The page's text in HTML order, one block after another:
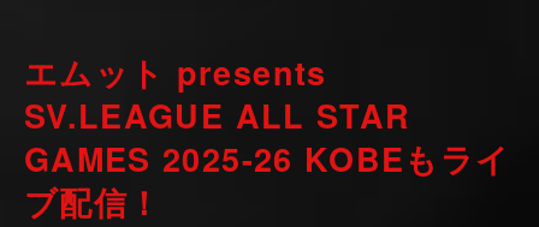
エムット presents
SV.LEAGUE ALL STAR
GAMES 2025-26 KOBEも ライ
ブ配信！